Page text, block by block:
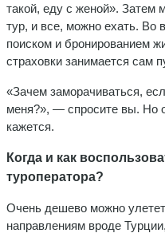
такой, еду с женой».
тур, и все, можно ехать. Во
поиском и бронированием
страховки занимается сам
«Зачем заморачиваться,
меня?», — спросите вы. Но
кажется.
Когда и как
туроператора?
Очень дешево можно
направлениям вроде